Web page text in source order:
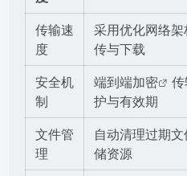
传输速
度
采用优化网络
传与下载
安全机
制
端到端加密
护与有效期
文件管
理
自动清理过期
储资源